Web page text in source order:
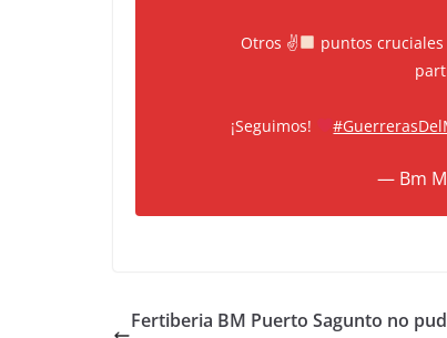
Otros ✌
puntos
¡Seguimos!
— Bm
Fertiberia BM Puerto Sagunto no